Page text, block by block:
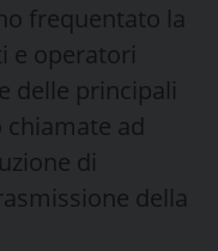
frequentato la
e operatori
delle principali
ad
di
della